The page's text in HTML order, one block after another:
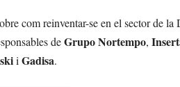
com reinventar-se en el sector de la
deGrupo Nortempo,
i Gadisa.